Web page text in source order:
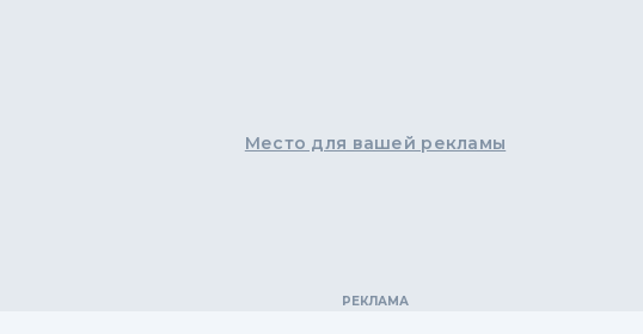
Место для вашей рекламы